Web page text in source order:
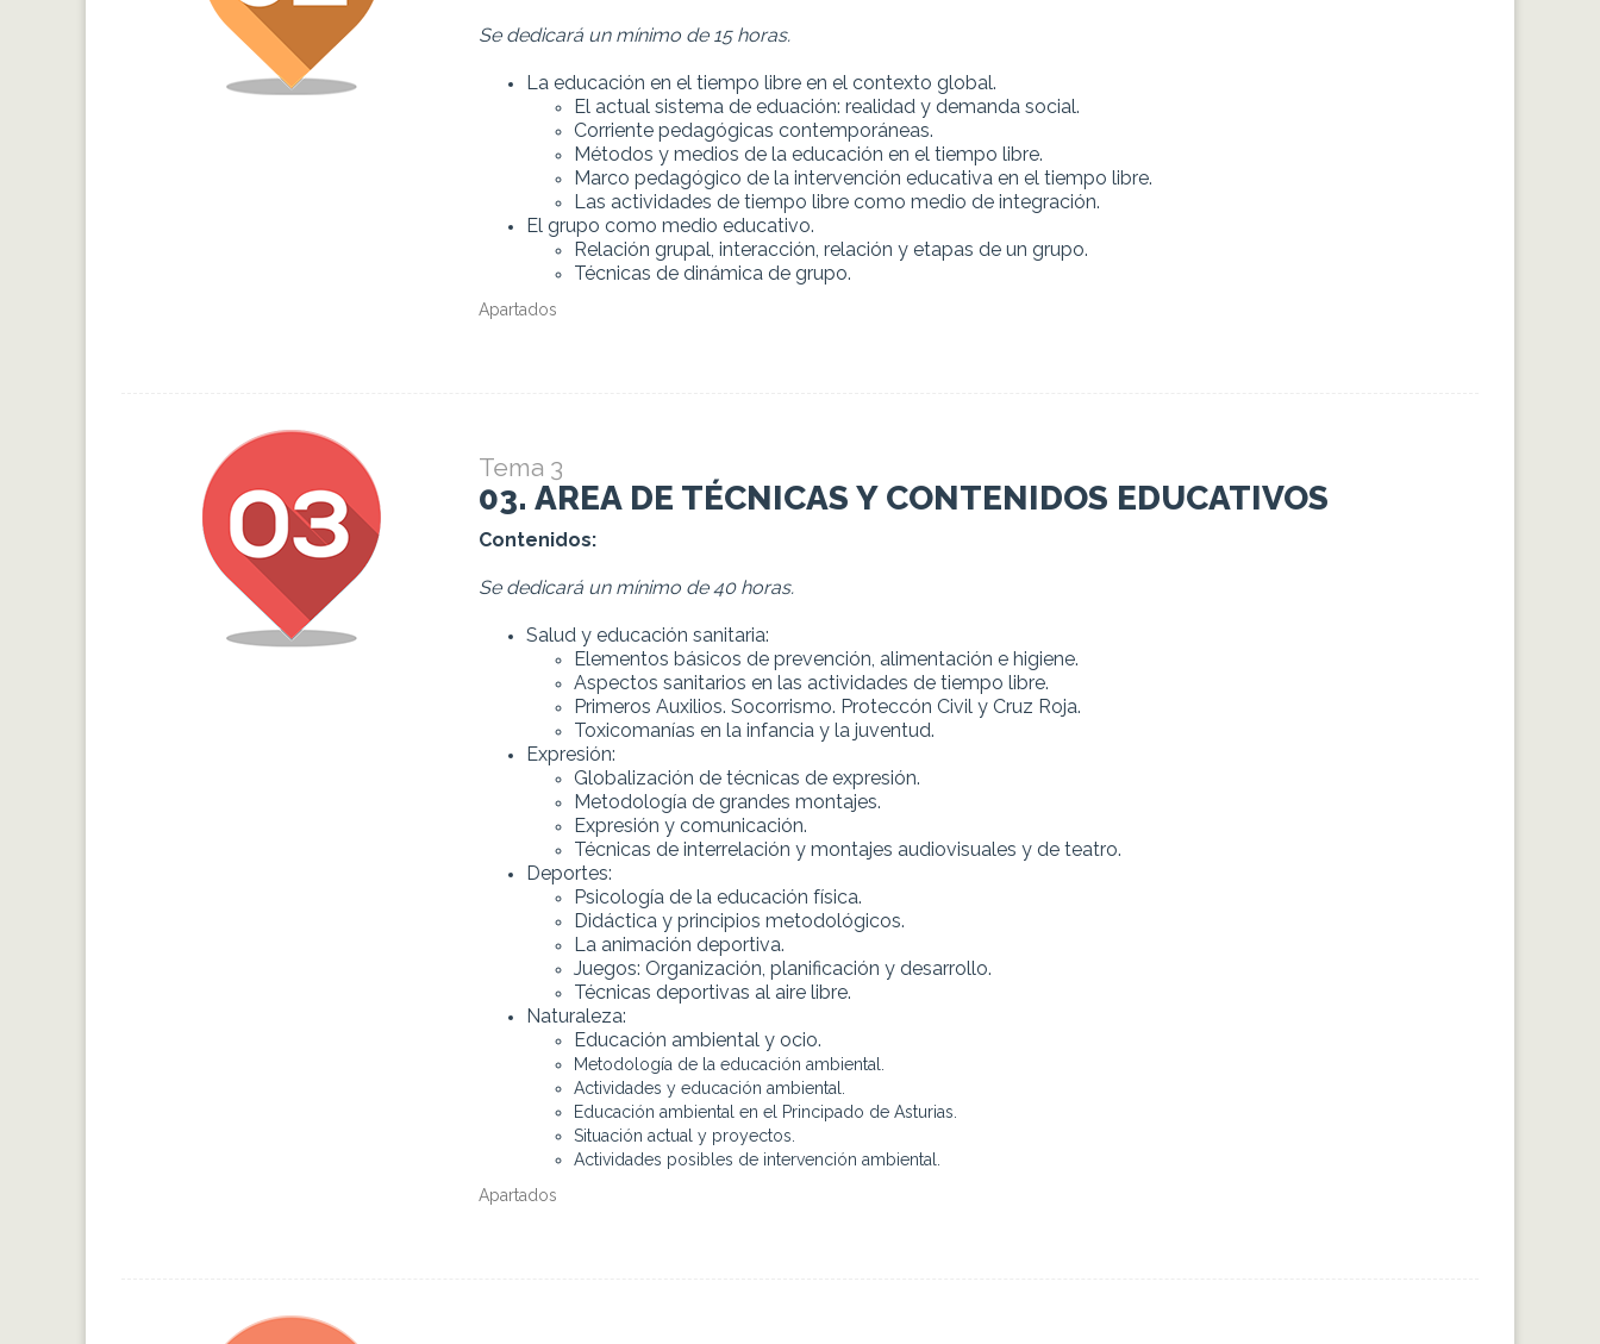
Se dedicará un mínimo de 15 horas.
La educación en el tiempo libre en el contexto global.
El actual sistema de eduación: realidad y demanda social.
Corriente pedagógicas contemporáneas.
Métodos y medios de la educación en el tiempo libre.
Marco pedagógico de la intervención educativa en el tiempo libre.
Las actividades de tiempo libre como medio de integración.
El grupo como medio educativo.
Relación grupal, interacción, relación y etapas de un grupo.
Técnicas de dinámica de grupo.
Apartados
Tema 3
03. AREA DE TÉCNICAS Y CONTENIDOS EDUCATIVOS
Contenidos:
Se dedicará un mínimo de 40 horas.
Salud y educación sanitaria:
Elementos básicos de prevención, alimentación e higiene.
Aspectos sanitarios en las actividades de tiempo libre.
Primeros Auxilios. Socorrismo. Proteccón Civil y Cruz Roja.
Toxicomanías en la infancia y la juventud.
Expresión:
Globalización de técnicas de expresión.
Metodología de grandes montajes.
Expresión y comunicación.
Técnicas de interrelación y montajes audiovisuales y de teatro.
Deportes:
Psicología de la educación física.
Didáctica y principios metodológicos.
La animación deportiva.
Juegos: Organización, planificación y desarrollo.
Técnicas deportivas al aire libre.
Naturaleza:
Educación ambiental y ocio.
Metodología de la educación ambiental.
Actividades y educación ambiental.
Educación ambiental en el Principado de Asturias.
Situación actual y proyectos.
Actividades posibles de intervención ambiental.
Apartados